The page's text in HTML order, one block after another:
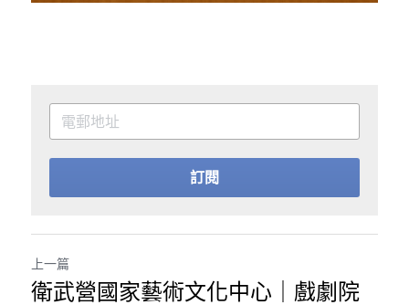
訂閱
上一篇
衛武營國家藝術文化中心｜戲劇院